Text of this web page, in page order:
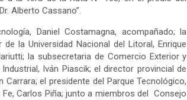
Alberto Cassano”.
Daniel Costamagna, acompañado; la
la Universidad Nacional del Litoral, Enrique
la subsecretaria de Comercio Exterior y
Iván Piascik; el director provincial de
el presidente del Parque Tecnológico,
Carlos Piña; junto a miembros del Consejo